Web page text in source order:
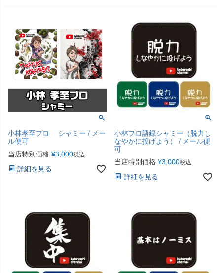
小林孝至プロ シャミー / メー
ル便可
当店特別価格 ¥3,000税込
詳細を見る
小林プロ語録シャミー（脱力し
なやかに投げよう） / メール便
可
当店特別価格 ¥3,000税込
詳細を見る